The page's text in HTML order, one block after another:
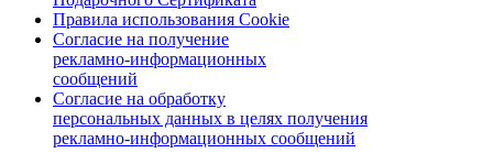
Правила использования Cookie
Согласие на получение
рекламно-информационных
сообщений
Согласие на обработку
персональных данных в целях получения
рекламно-информационных сообщений